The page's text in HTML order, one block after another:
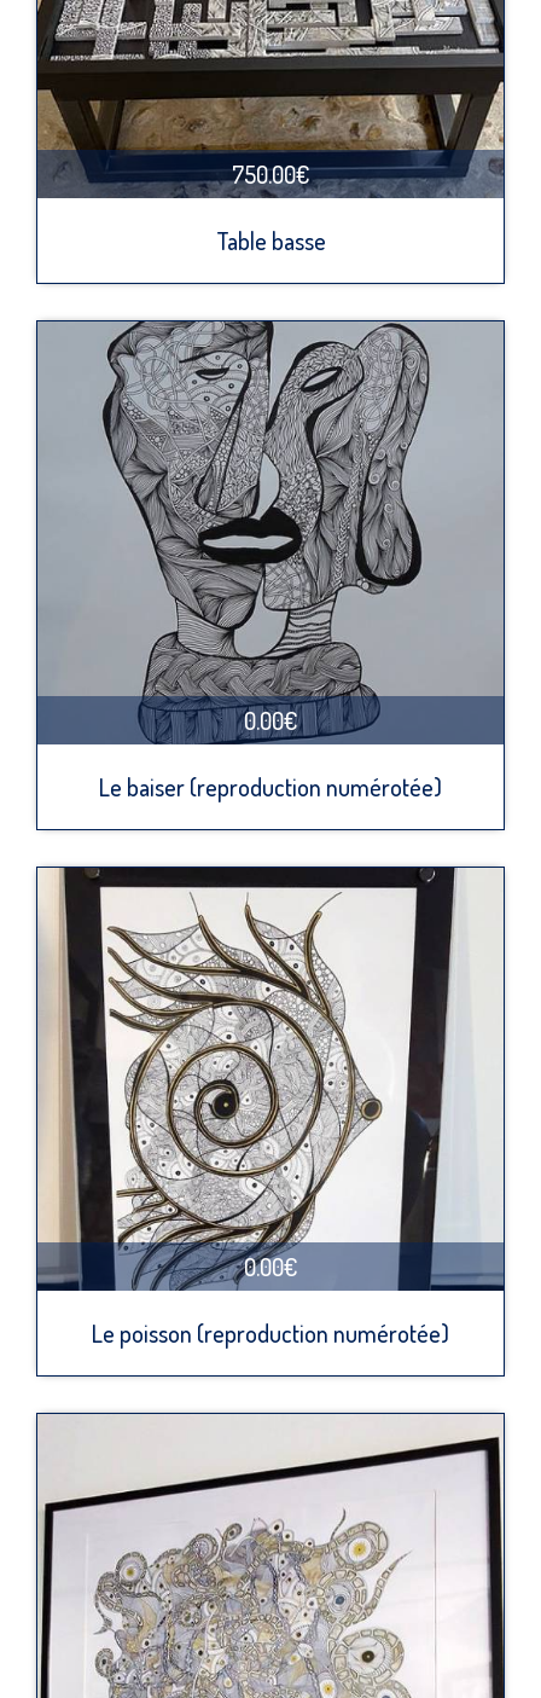
750.00€
Table basse
0.00€
Le baiser (reproduction numérotée)
0.00€
Le poisson (reproduction numérotée)